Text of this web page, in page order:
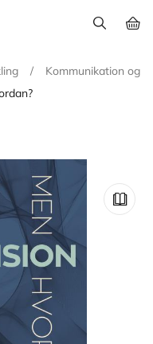
/
Kommunikation og